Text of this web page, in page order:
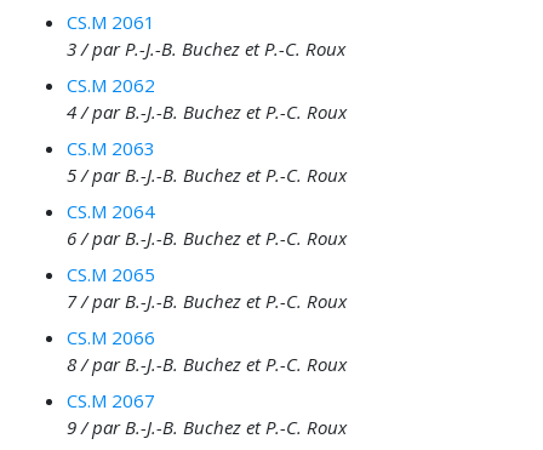
CS.M 2061
3 / par P.-J.-B. Buchez et P.-C. Roux
CS.M 2062
4 / par B.-J.-B. Buchez et P.-C. Roux
CS.M 2063
5 / par B.-J.-B. Buchez et P.-C. Roux
CS.M 2064
6 / par B.-J.-B. Buchez et P.-C. Roux
CS.M 2065
7 / par B.-J.-B. Buchez et P.-C. Roux
CS.M 2066
8 / par B.-J.-B. Buchez et P.-C. Roux
CS.M 2067
9 / par B.-J.-B. Buchez et P.-C. Roux